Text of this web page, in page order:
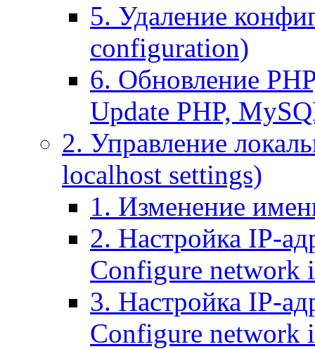
5. Удаление
configuration)
6. Обновление
Update PHP,
2. Управление
localhost settings)
1. Изменение
2. Настройка IP-
Configure network
3. Настройка IP-
Configure network